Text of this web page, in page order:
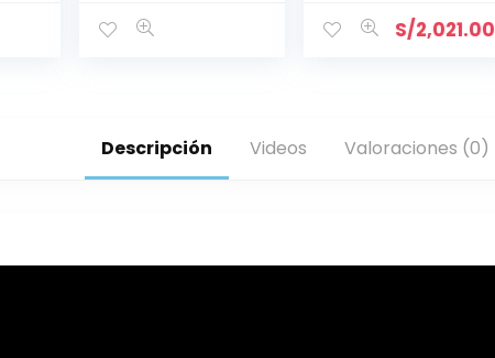
S/2,021.00
Descripción Videos Valoraciones (0)